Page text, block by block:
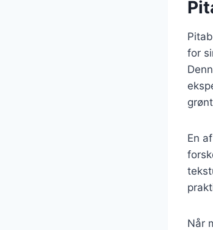
for
En
Når